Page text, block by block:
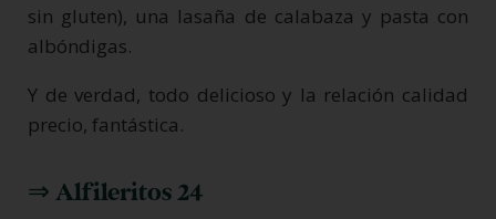
sin gluten), una lasaña de calabaza y pasta con
albóndigas.
Y de verdad, todo delicioso y la relación calidad
precio, fantástica.
⇒ Alfileritos 24